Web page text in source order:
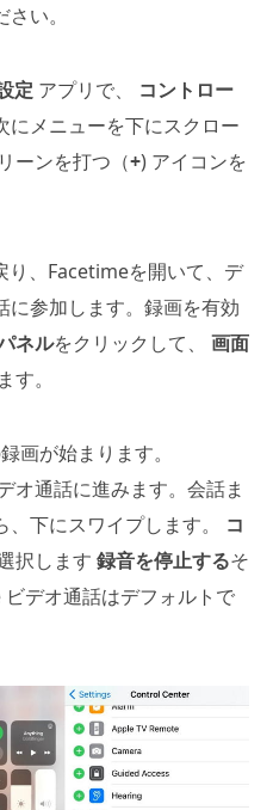
い。
定 アプリで、 コントロー
にメニューを下にスクロー
ーンを打つ（+) アイコンを
り、Facetimeを開いて、デ
に参加します。録画を有効
ネルをクリックして、 画面
す。
画が始まります。
オ通話に進みます。会話ま
下にスワイプします。 コ
択します 録音を停止するそ
デオ通話はデフォルトで